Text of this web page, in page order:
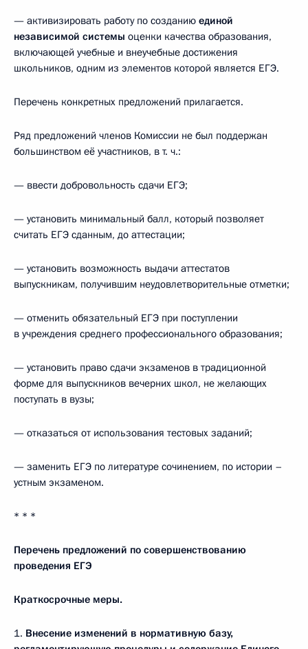
— активизировать работу по созданию единой
независимой системы оценки качества образования,
включающей учебные и внеучебные достижения
школьников, одним из элементов которой является ЕГЭ.
Перечень конкретных предложений прилагается.
Ряд предложений членов Комиссии не был поддержан
большинством её участников, в т. ч.:
— ввести добровольность сдачи ЕГЭ;
— установить минимальный балл, который позволяет
считать ЕГЭ сданным, до аттестации;
— установить возможность выдачи аттестатов
выпускникам, получившим неудовлетворительные отметки;
— отменить обязательный ЕГЭ при поступлении
в учреждения среднего профессионального образования;
— установить право сдачи экзаменов в традиционной
форме для выпускников вечерних школ, не желающих
поступать в вузы;
— отказаться от использования тестовых заданий;
— заменить ЕГЭ по литературе сочинением, по истории –
устным экзаменом.
* * *
Перечень предложений по совершенствованию
проведения ЕГЭ
Краткосрочные меры.
1. Внесение изменений в нормативную базу,